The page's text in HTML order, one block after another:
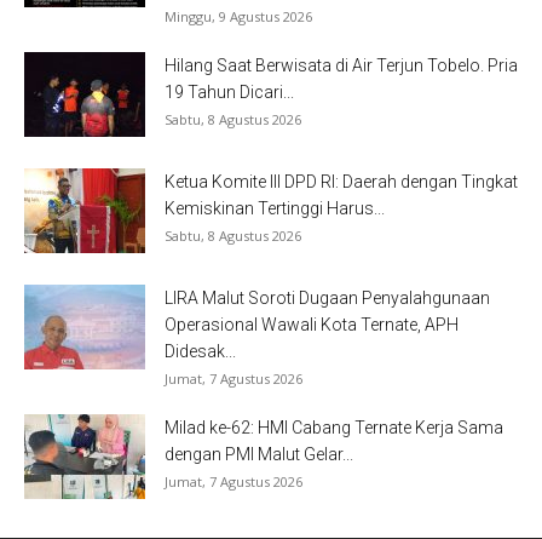
Minggu, 9 Agustus 2026
Hilang Saat Berwisata di Air Terjun Tobelo. Pria
19 Tahun Dicari...
Sabtu, 8 Agustus 2026
Ketua Komite III DPD RI: Daerah dengan Tingkat
Kemiskinan Tertinggi Harus...
Sabtu, 8 Agustus 2026
LIRA Malut Soroti Dugaan Penyalahgunaan
Operasional Wawali Kota Ternate, APH
Didesak...
Jumat, 7 Agustus 2026
Milad ke-62: HMI Cabang Ternate Kerja Sama
dengan PMI Malut Gelar...
Jumat, 7 Agustus 2026